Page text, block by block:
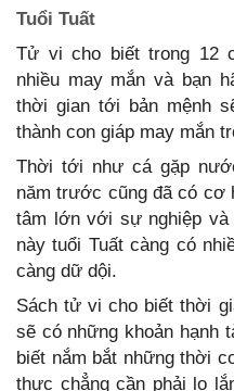
Tuổi Tuất
Tử vi cho biết trong 12
nhiều may mắn và bạn
thời gian tới bản mệnh
thành con giáp may mắn
Thời tới như cá gặp
năm trước cũng đã có cơ
tâm lớn với sự nghiệp và
này tuổi Tuất càng có
càng dữ dội.
Sách tử vi cho biết thời
sẽ có những khoản hạnh
biết nắm bắt những thời
thực chẳng cần phải lo